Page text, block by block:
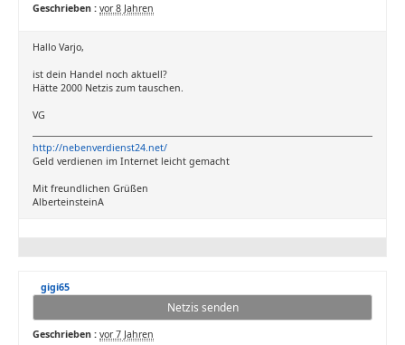
Geschrieben : vor 8 Jahren
Hallo Varjo,
ist dein Handel noch aktuell?
Hätte 2000 Netzis zum tauschen.
VG
http://nebenverdienst24.net/
Geld verdienen im Internet leicht gemacht
Mit freundlichen Grüßen
AlberteinsteinA
gigi65
Netzis senden
Geschrieben : vor 7 Jahren